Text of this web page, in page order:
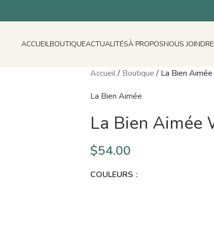
ACCUEILBOUTIQUEACTUALITÉSÀ PROPOSNOUS JOINDRE
Accueil/ Boutique / La Bien
La Bien Aimée
La Bien Aimée
$54.00
COULEURS